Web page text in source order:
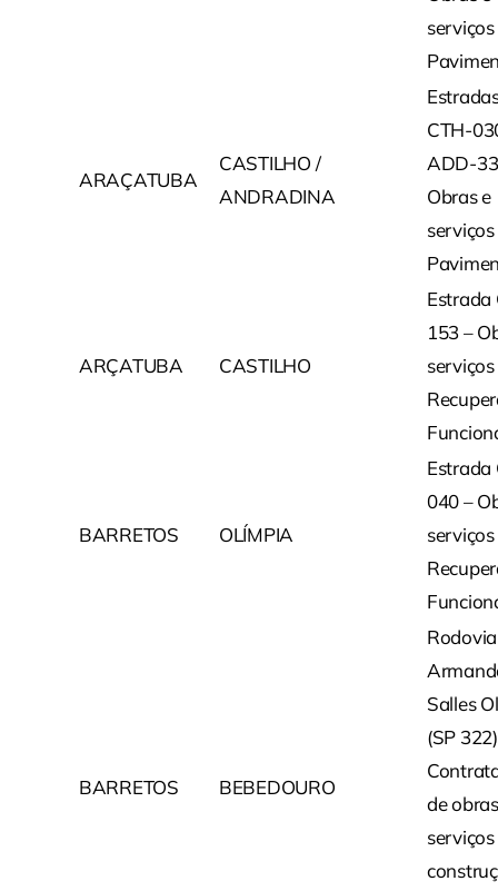
ARAÇATUBA
CASTILHO /
ANDRADINA
CTH-
ADD-
Obras e
ARÇATUBA CASTILHO
Estrada
153 –
BARRETOS OLÍMPIA
Estrada
040 –
BARRETOS BEBEDOURO
Rodovia
Salles
(SP
de